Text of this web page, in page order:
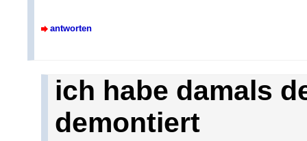
antworten
ich habe damals
demontiert